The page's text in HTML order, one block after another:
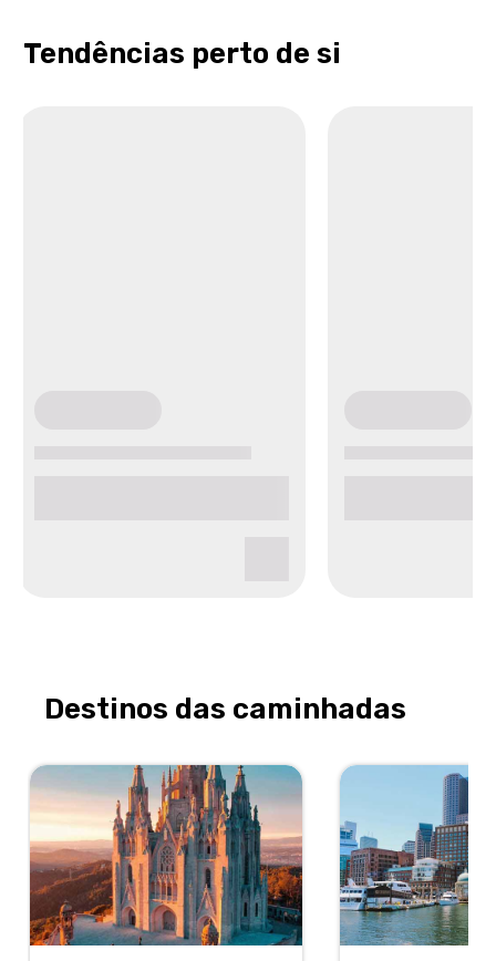
Tendências perto de si
Destinos das caminhadas